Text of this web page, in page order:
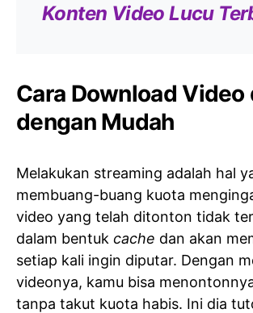
Konten Video Lucu
Cara Download Video
dengan Mudah
Melakukan streaming adalah hal
membuang-buang kuota
video yang telah ditonton tidak
dalam bentuk cache dan akan
setiap kali ingin diputar. Dengan
videonya, kamu bisa
tanpa takut kuota habis. Ini dia